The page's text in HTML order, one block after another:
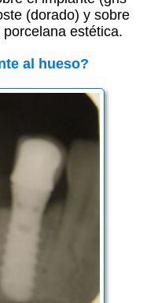
(dorado) y sobre
estética.
al hueso?